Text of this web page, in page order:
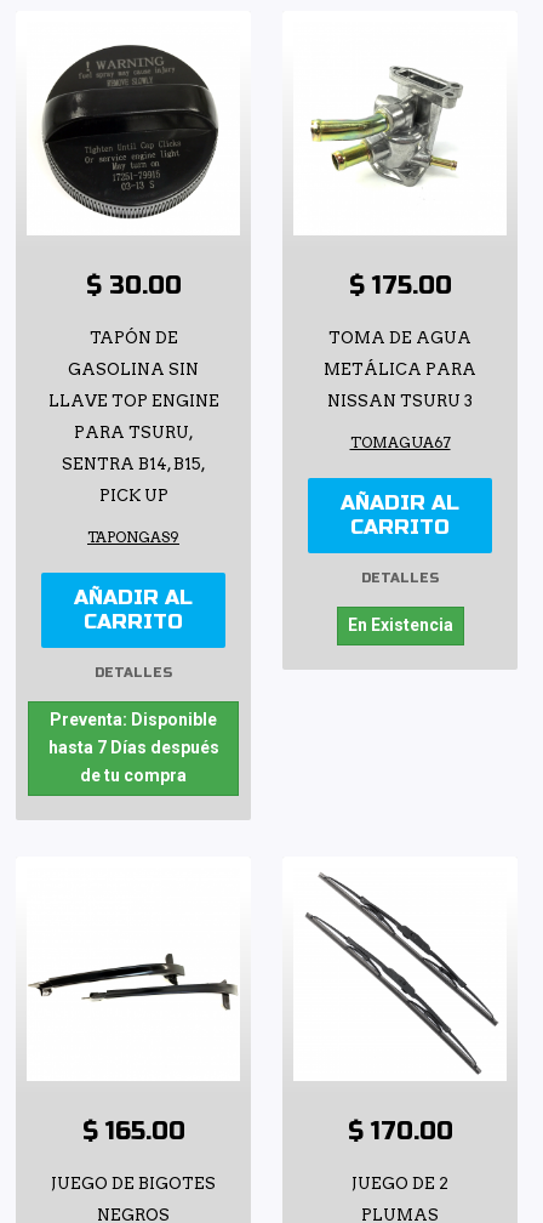
$ 30.00
TAPÓN DE
GASOLINA SIN
LLAVE TOP ENGINE
PARA TSURU,
SENTRA B14, B15,
PICK UP
TAPONGAS9
AÑADIR AL
CARRITO
DETALLES
Preventa: Disponible
hasta 7 Días después
de tu compra
$ 175.00
TOMA DE AGUA
METÁLICA PARA
NISSAN TSURU 3
TOMAGUA67
AÑADIR AL
CARRITO
DETALLES
En Existencia
$ 165.00
JUEGO DE BIGOTES
NEGROS
$ 170.00
JUEGO DE 2
PLUMAS